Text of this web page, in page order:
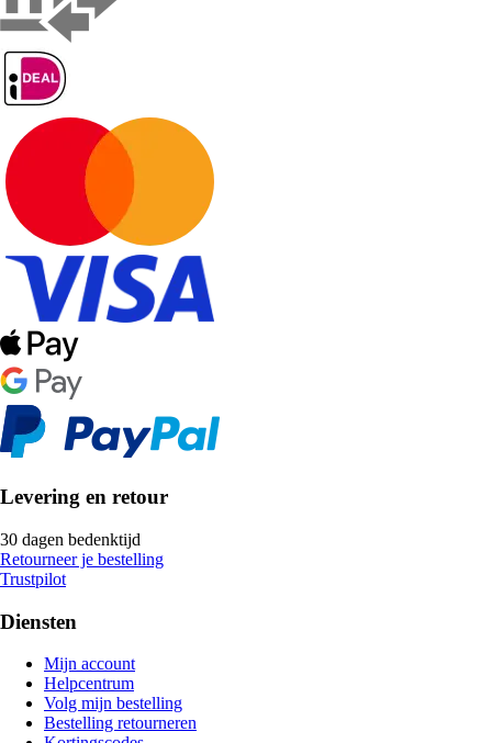
Levering en retour
30 dagen bedenktijd
Retourneer je bestelling
Trustpilot
Diensten
Mijn account
Helpcentrum
Volg mijn bestelling
Bestelling retourneren